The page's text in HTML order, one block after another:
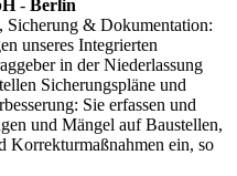
- Berlin
Sicherung & Dokumentation:
unseres Integrierten
in der Niederlassung
Sicherungspläne und
Sie erfassen und
und Mängel auf Baustellen,
Korrekturmaßnahmen ein, so